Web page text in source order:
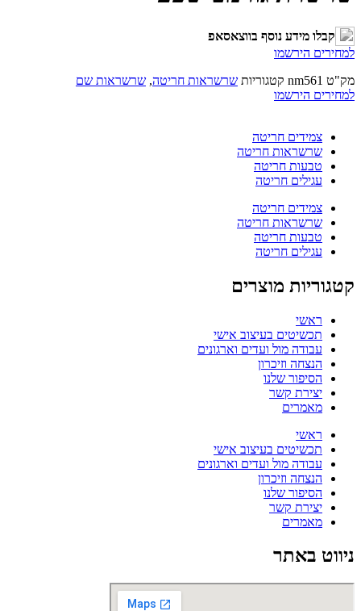
קבלו מידע נוסף בווצאסאפ
למחירים הירשמו
מק"ט nm561 קטגוריות שרשראות חריטה, שרשראות שם
למחירים הירשמו
צמידים חריטה
שרשראות חריטה
טבעות חריטה
עגילים חריטה
צמידים חריטה
שרשראות חריטה
טבעות חריטה
עגילים חריטה
קטגוריות מוצרים
ראשי
תכשיטים בעיצוב אישי
עבודה מול ועדים וארגונים
הנצחה וזיכרון
הסיפור שלנו
יצירת קשר
מאמרים
ראשי
תכשיטים בעיצוב אישי
עבודה מול ועדים וארגונים
הנצחה וזיכרון
הסיפור שלנו
יצירת קשר
מאמרים
ניווט באתר